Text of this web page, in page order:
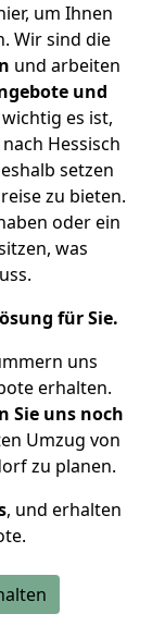
um Ihnen
Wir sind die
und arbeiten
und
es ist,
Hessisch
setzen
zu bieten.
oder ein
was
für Sie.
uns
erhalten.
Sie uns noch
Umzug von
zu planen.
, und erhalten